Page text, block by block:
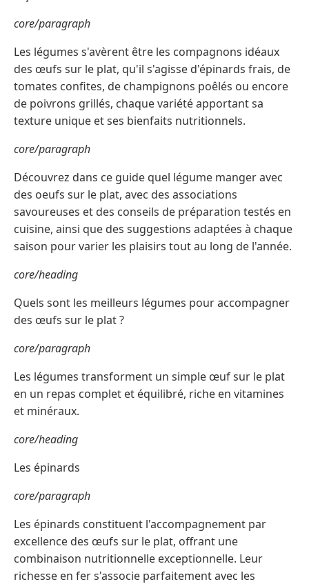
core/paragraph
Les légumes s'avèrent être les compagnons idéaux
des œufs sur le plat, qu'il s'agisse d'épinards frais, de
tomates confites, de champignons poêlés ou encore
de poivrons grillés, chaque variété apportant sa
texture unique et ses bienfaits nutritionnels.
core/paragraph
Découvrez dans ce guide quel légume manger avec
des oeufs sur le plat, avec des associations
savoureuses et des conseils de préparation testés en
cuisine, ainsi que des suggestions adaptées à chaque
saison pour varier les plaisirs tout au long de l'année.
core/heading
Quels sont les meilleurs légumes pour accompagner
des œufs sur le plat ?
core/paragraph
Les légumes transforment un simple œuf sur le plat
en un repas complet et équilibré, riche en vitamines
et minéraux.
core/heading
Les épinards
core/paragraph
Les épinards constituent l'accompagnement par
excellence des œufs sur le plat, offrant une
combinaison nutritionnelle exceptionnelle. Leur
richesse en fer s'associe parfaitement avec les